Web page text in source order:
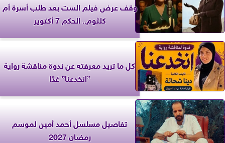
وقف عرض فيلم الست بعد طلب أسرة أم
كلثوم.. الحكم 7 أكتوير
كل ما تريد معرفته عن ندوة مناقشة رواية
”انخدعنا” غدًا
تفاصيل مسلسل أحمد أمين لموسم
رمضان 2027